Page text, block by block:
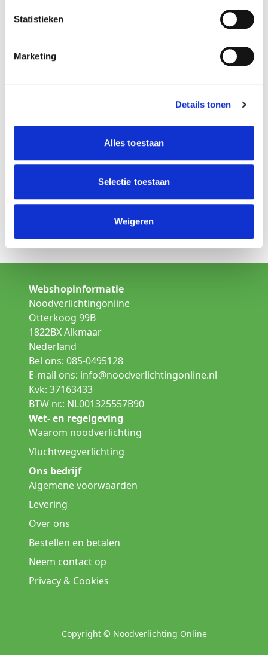
Statistieken
Marketing
Details tonen
Alles toestaan
Selectie toestaan
Weigeren
2,4 V
Side by side
Is dit niet het product wat u zoekt
Kies een andere lamp uit de categorie:
Opbouw noodverlichting
Inbouw noodverlichting
Gallerij verlichting
Webshopinformatie
Noodverlichtingonline
Otterkoog 99B
1822BX Alkmaar
Nederland
Bel ons: 085-0495128
E-mail ons: info@noodverlichtingonline.nl
Kvk: 37163433
BTW nr.: NL001325557B90
Wet- en regelgeving
Waarom noodverlichting
Vluchtwegverlichting
Ons bedrijf
Algemene voorwaarden
Levering
Over ons
Bestellen en betalen
Neem contact op
Privacy & Cookies
Copyright © Noodverlichting Online